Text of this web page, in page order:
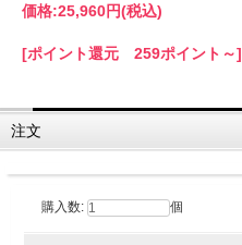
価格:25,960円(税込)
[ポイント還元 259ポイント～]
注文
購入数: 個